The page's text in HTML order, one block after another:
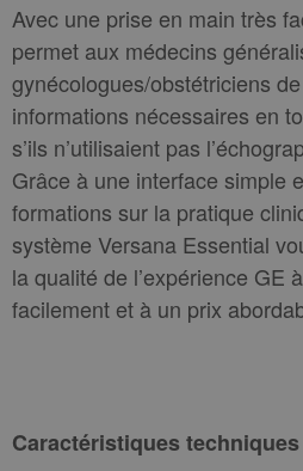
Avec une prise en main très
permet aux médecins
gynécologues/obstétriciens
informations nécessaires en
s’ils n’utilisaient pas
Grâce à une interface simple
formations sur la pratique
système Versana Essential
la qualité de l’expérience GE
facilement et à un prix
Caractéristiques